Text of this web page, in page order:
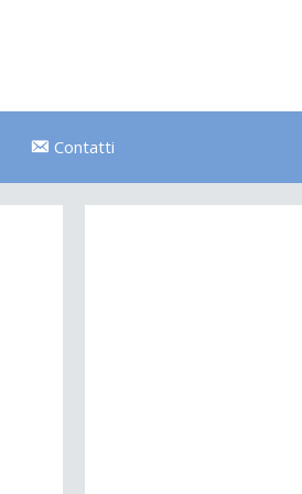
Bambini
Contatti